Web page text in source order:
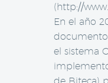
(http://
En el año
el sistema